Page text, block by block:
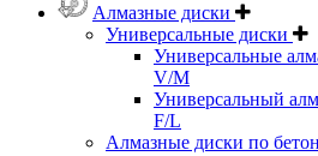
Алмазные диски
Универсальные диски
Универсальные
V/M
Универсальный
F/L
Алмазные диски по